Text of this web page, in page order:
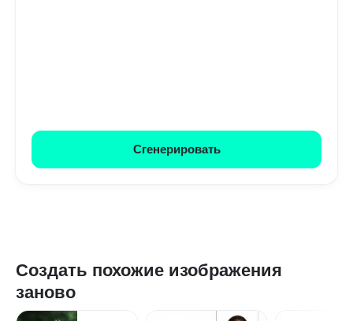
Сгенерировать
Создать похожие изображения
заново